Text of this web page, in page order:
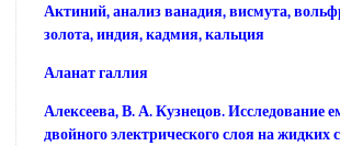
Актиний, анализ ванадия, висмута,
золота, индия, кадмия, кальция
Аланат галлия
Алексеева, В. А. Кузнецов. Исследование
двойного электрического слоя на жидких